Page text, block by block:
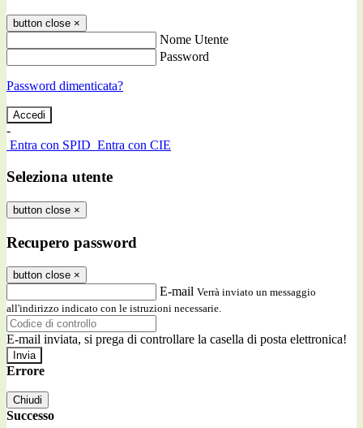
button close ×
Nome Utente
Password
Password dimenticata?
-
Entra con SPID Entra con CIE
Seleziona utente
button close ×
Recupero password
button close ×
E-mail Verrà inviato un messaggio
all'indirizzo indicato con le istruzioni necessarie.
E-mail inviata, si prega di controllare la casella di posta elettronica!
Errore
Chiudi
Successo